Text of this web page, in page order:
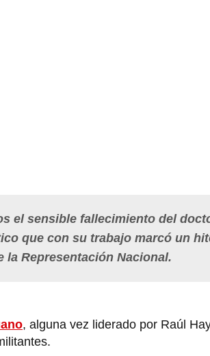
el sensible fallecimiento del
que con su trabajo marcó un
la Representación Nacional.
, alguna vez liderado por Raúl